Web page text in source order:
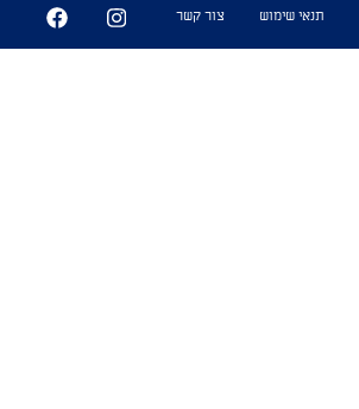
תנאי שימוש צור קשר